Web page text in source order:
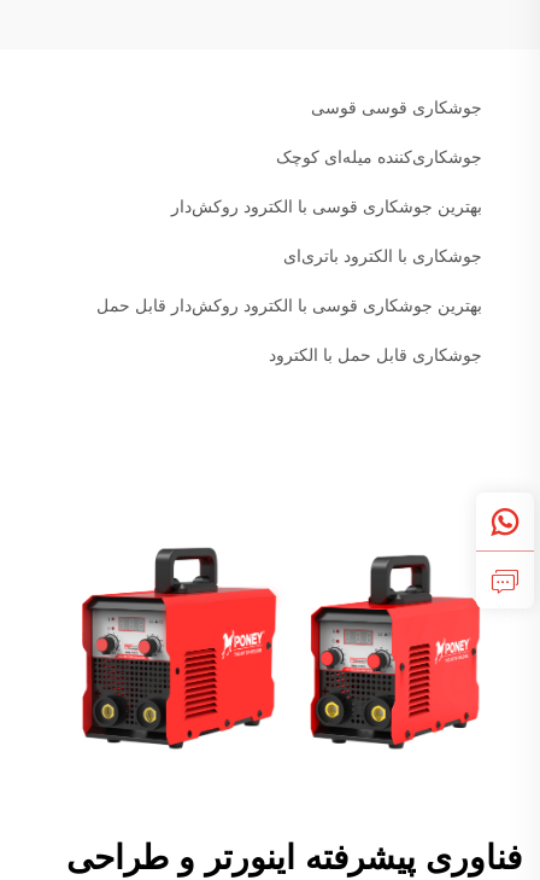
جوشکاری قوسی قوسی
جوشکاری‌کننده میله‌ای کوچک
بهترین جوشکاری قوسی با الکترود روکش‌دار
جوشکاری با الکترود باتری‌ای
بهترین جوشکاری قوسی با الکترود روکش‌دار قابل حمل
جوشکاری قابل حمل با الکترود
فناوری پیشرفته اینورتر و طراحی